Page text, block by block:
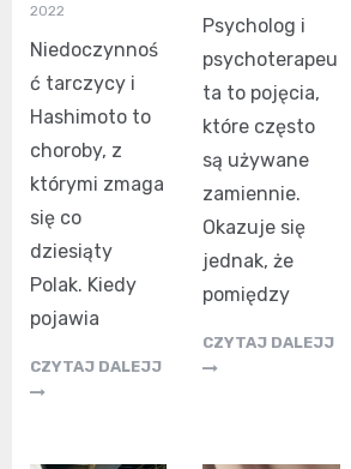
2022
Niedoczynnoś
ć tarczycy i
Hashimoto to
choroby, z
którymi zmaga
się co
dziesiąty
Polak. Kiedy
pojawia
CZYTAJ DALEJJ
Psycholog i
psychoterapeu
ta to pojęcia,
które często
są używane
zamiennie.
Okazuje się
jednak, że
pomiędzy
CZYTAJ DALEJJ